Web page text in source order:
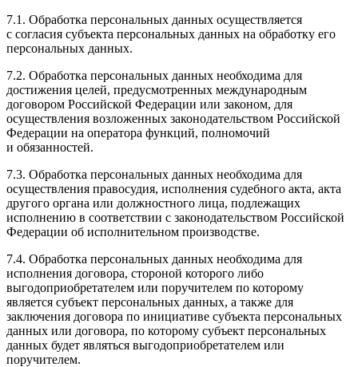
7.1. Обработка персональных данных осуществляется
с согласия субъекта персональных данных на обработку его
персональных данных.
7.2. Обработка персональных данных необходима для
достижения целей, предусмотренных международным
договором Российской Федерации или законом, для
осуществления возложенных законодательством Российской
Федерации на оператора функций, полномочий
и обязанностей.
7.3. Обработка персональных данных необходима для
осуществления правосудия, исполнения судебного акта, акта
другого органа или должностного лица, подлежащих
исполнению в соответствии с законодательством Российской
Федерации об исполнительном производстве.
7.4. Обработка персональных данных необходима для
исполнения договора, стороной которого либо
выгодоприобретателем или поручителем по которому
является субъект персональных данных, а также для
заключения договора по инициативе субъекта персональных
данных или договора, по которому субъект персональных
данных будет являться выгодоприобретателем или
поручителем.